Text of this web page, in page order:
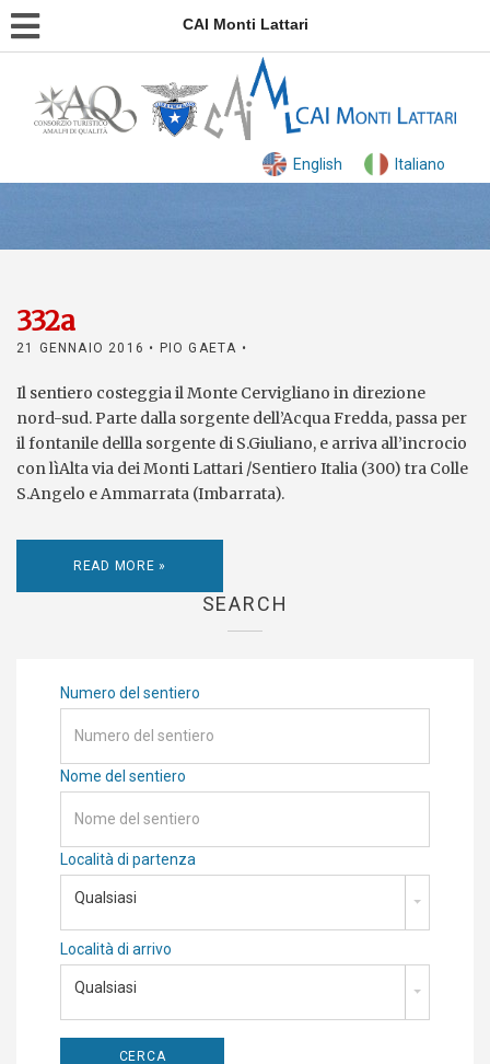
CAI Monti Lattari
English Italiano
332a
21 GENNAIO 2016 • PIO GAETA •
Il sentiero costeggia il Monte Cervigliano in direzione
nord-sud. Parte dalla sorgente dell’Acqua Fredda, passa per
il fontanile dellla sorgente di S.Giuliano, e arriva all’incrocio
con lìAlta via dei Monti Lattari /Sentiero Italia (300) tra Colle
S.Angelo e Ammarrata (Imbarrata).
READ MORE »
SEARCH
Numero del sentiero
Nome del sentiero
Località di partenza
Qualsiasi
Località di arrivo
Qualsiasi